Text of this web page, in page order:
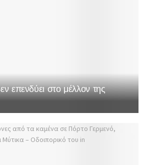
επενδύει στο μέλλον της